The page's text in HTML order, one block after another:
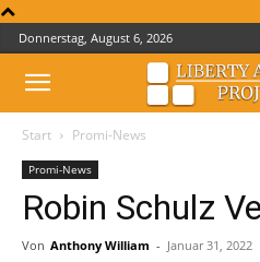
Donnerstag, August 6, 2026
Start Promi-News
Promi-News
Robin Schulz
Von Anthony William - Januar 31, 2022